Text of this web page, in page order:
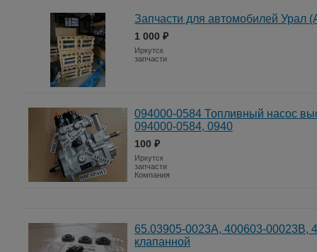
Запчасти для автомобилей Урал
1 000 ₽
Иркутск
запчасти
094000-0584 Топливный насос
094000-0584, 0940
100 ₽
Иркутск
запчасти
Компания
65.03905-0023A, 400603-00023B,
клапанной